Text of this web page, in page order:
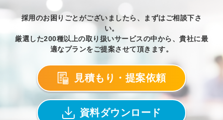
採用のお困りごとがございましたら、まずはご相談下さ
い。
厳選した200種以上の取り扱いサービスの中から、貴社に最
適なプランをご提案させて頂きます。
見積もり・提案依頼
資料ダウンロード